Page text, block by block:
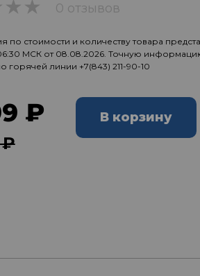
0 отзывов
по стоимости и количеству товара
МСК от 08.08.2026. Точную
горячей линии +7(843) 211-90-10
₽
₽
В корзину